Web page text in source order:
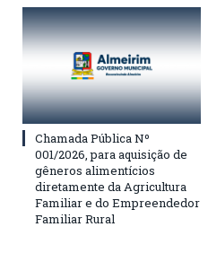
Chamada Pública Nº
001/2026, para aquisição de
gêneros alimentícios
diretamente da Agricultura
Familiar e do Empreendedor
Familiar Rural